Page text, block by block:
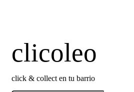
clicoleo
click & collect en tu barrio